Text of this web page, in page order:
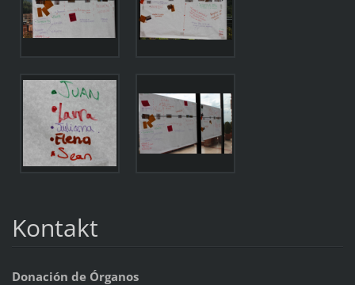
Kontakt
Donación de Órganos